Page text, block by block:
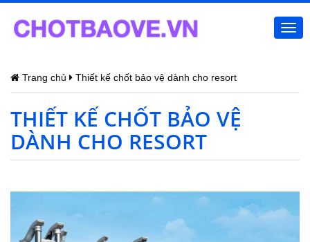
Trang chủ Thiết kế chốt bảo vệ dành cho resort
THIẾT KẾ CHỐT BẢO VỆ
DÀNH CHO RESORT